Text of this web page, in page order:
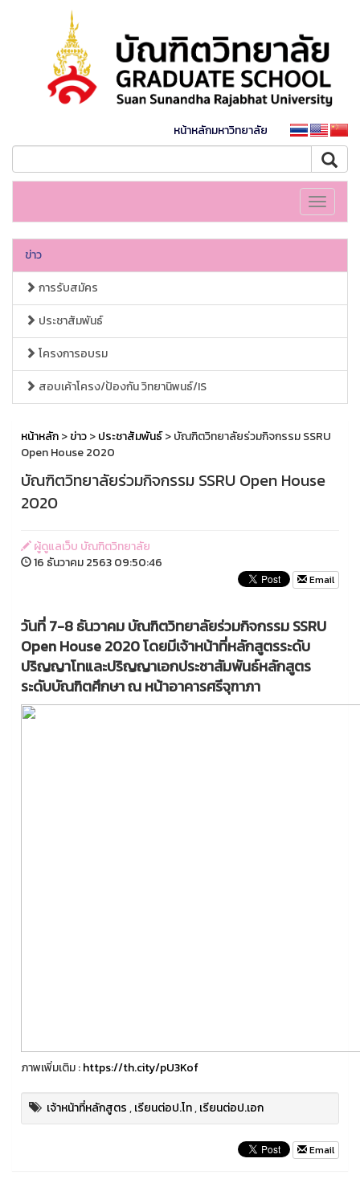
หน้าหลักมหาวิทยาลัย
Toggle
ข่าว
การรับสมัคร
ประชาสัมพันธ์
โครงการอบรม
สอบเค้าโครง/ป้องกัน วิทยานิพนธ์/IS
หน้าหลัก>ข่าว>ประชาสัมพันธ์> บัณฑิตวิทยาลัยร่วมกิจกรรม SSRU
Open House 2020
บัณฑิตวิทยาลัยร่วมกิจกรรม SSRU Open House
2020
ผู้ดูแลเว็บ บัณฑิตวิทยาลัย
16 ธันวาคม 2563 09:50:46
Email
วันที่ 7-8 ธันวาคม บัณฑิตวิทยาลัยร่วมกิจกรรม SSRU
Open House 2020 โดยมีเจ้าหน้าที่หลักสูตรระดับ
ปริญญาโทและปริญญาเอกประชาสัมพันธ์หลักสูตร
ระดับบัณฑิตศึกษา ณ หน้าอาคารศรีจุฑาภา
ภาพเพิ่มเติม :https://th.city/pU3Kof
เจ้าหน้าที่หลักสูตร,เรียนต่อป.โท,เรียนต่อป.เอก
Email